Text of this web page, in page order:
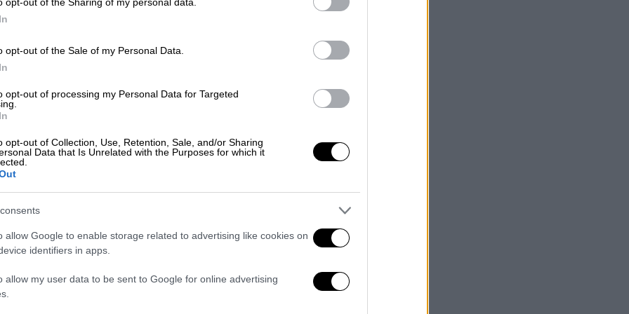
opt-out of the Sale of my Personal Data.
opt-out of processing my Personal Data for Targeted
opt-out of Collection, Use, Retention, Sale, and/or Sharing
Data that Is Unrelated with the Purposes for which it
allow Google to enable storage related to advertising like cookies on
identifiers in apps.
allow my user data to be sent to Google for online advertising
Ελλάδα 18.11.2024 10:30
Κατεπείγουσα προκαταρκτική
το χαμένο υλικό από τις κάμερες
στα Τέμπη
Πολιτική|10.11.2023 15:00